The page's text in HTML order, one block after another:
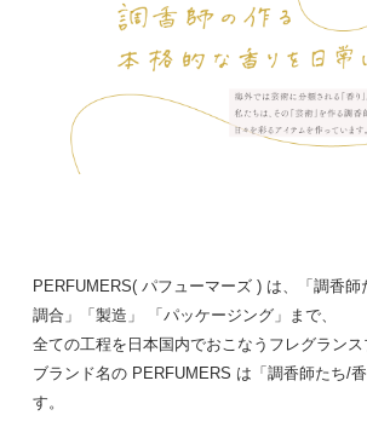
PERFUMERS( パフューマーズ ) は、「調香
調合」「製造」 「パッケージング」まで、
全ての工程を日本国内でおこなうフレグランス
ブランド名の PERFUMERS は「調香師たち/
す。